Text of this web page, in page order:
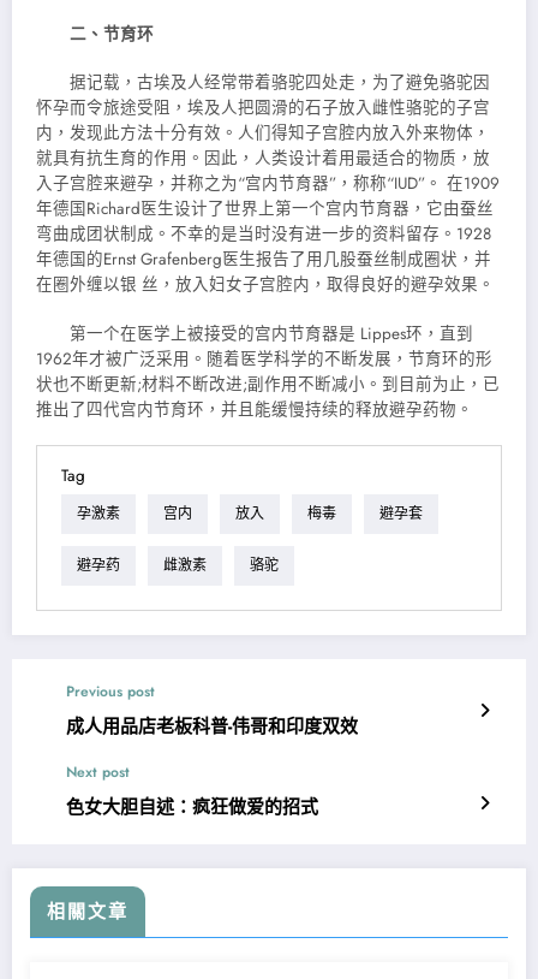
二、节育环
据记载，古埃及人经常带着骆驼四处走，为了避免骆驼因
怀孕而令旅途受阻，埃及人把圆滑的石子放入雌性骆驼的子宫
内，发现此方法十分有效。人们得知子宫腔内放入外来物体，
就具有抗生育的作用。因此，人类设计着用最适合的物质，放
入子宫腔来避孕，并称之为“宫内节育器”，称称“IUD”。 在1909
年德国Richard医生设计了世界上第一个宫内节育器，它由蚕丝
弯曲成团状制成。不幸的是当时没有进一步的资料留存。1928
年德国的Ernst Grafenberg医生报告了用几股蚕丝制成圈状，并
在圈外缠以银 丝，放入妇女子宫腔内，取得良好的避孕效果。
第一个在医学上被接受的宫内节育器是 Lippes环，直到
1962年才被广泛采用。随着医学科学的不断发展，节育环的形
状也不断更新;材料不断改进;副作用不断减小。到目前为止，已
推出了四代宫内节育环，并且能缓慢持续的释放避孕药物。
Tag
孕激素 宫内 放入 梅毒 避孕套
避孕药 雌激素 骆驼
Previous post
成人用品店老板科普-伟哥和印度双效
Next post
色女大胆自述：疯狂做爱的招式
相關文章